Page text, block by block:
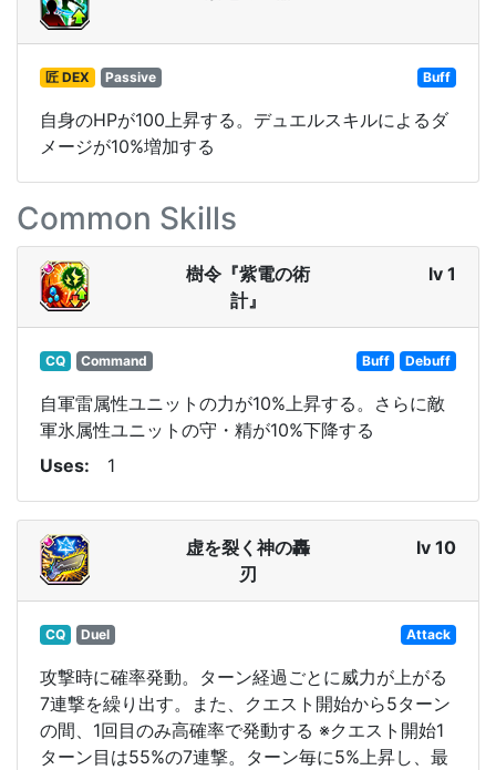
匠 DEX Passive Buff
自身のHPが100上昇する。デュエルスキルによるダ
メージが10%増加する
Common Skills
樹令『紫電の術
計』
lv 1
CQ Command Buff Debuff
自軍雷属性ユニットの力が10%上昇する。さらに敵
軍氷属性ユニットの守・精が10%下降する
Uses
1
虚を裂く神の轟
刃
lv 10
CQ Duel Attack
攻撃時に確率発動。ターン経過ごとに威力が上がる
7連撃を繰り出す。また、クエスト開始から5ターン
の間、1回目のみ高確率で発動する ※クエスト開始1
ターン目は55%の7連撃。ターン毎に5%上昇し、最